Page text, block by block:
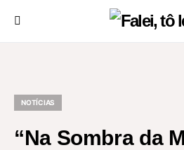
NOTÍCIAS
“Na Sombra da